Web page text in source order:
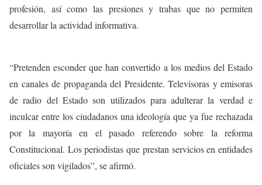
profesión, así como las presiones y trabas que no permiten
desarrollar la actividad informativa.
“Pretenden esconder que han convertido a los medios del Estado
en canales de propaganda del Presidente. Televisoras y emisoras
de radio del Estado son utilizados para adulterar la verdad e
inculcar entre los ciudadanos una ideología que ya fue rechazada
por la mayoría en el pasado referendo sobre la reforma
Constitucional. Los periodistas que prestan servicios en entidades
oficiales son vigilados”, se afirmó.